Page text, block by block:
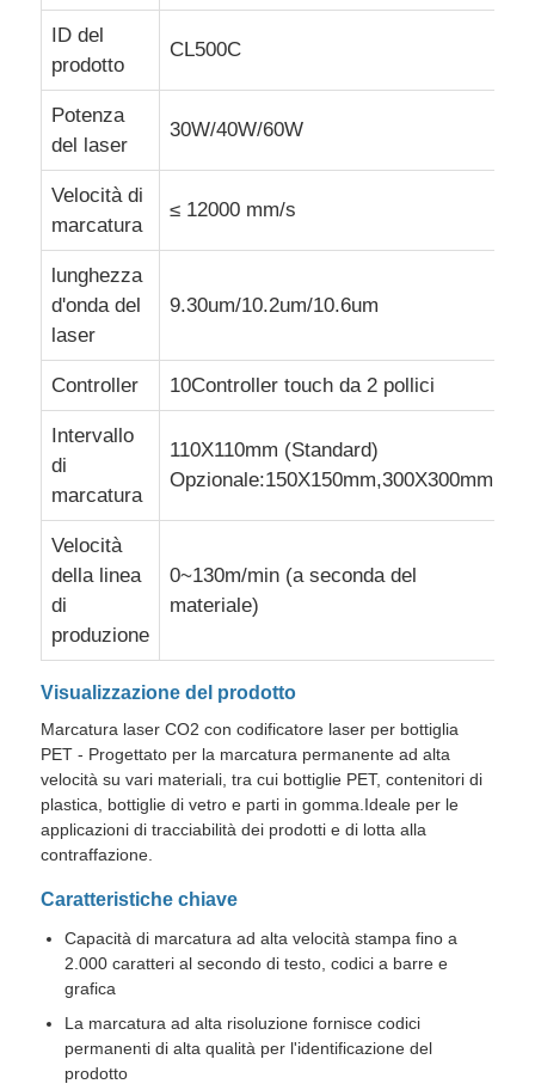
Chi siamo
Fatory Tour
Contattaci
notizie
Richiedere un preventivo
Macchine per la marcatura laser a fibra
macchina tenuta in mano della marcatura del laser
Macchina di marcatura laser a CO2
Macchina per marcatura laser UV
stampante a getto d'inchiostro tij
Cartucce di inchiostro industriali
Stampante UV industriale
Macchina di sigillamento continuo
ID del
prodotto
CL500C
Potenza
del laser
30W/40W/60W
Velocità di
marcatura
≤ 12000 mm/s
lunghezza
d'onda del
laser
9.30um/10.2um/10.6um
Controller 10Controller touch da 2 pollici
Intervallo
di
marcatura
110X110mm (Standard)
Opzionale:150X150mm,300X300mm
Velocità
della linea
di
produzione
0~130m/min (a seconda del
materiale)
Visualizzazione del prodotto
Marcatura laser CO2 con codificatore laser per bottiglia
PET - Progettato per la marcatura permanente ad alta
velocità su vari materiali, tra cui bottiglie PET, contenitori di
plastica, bottiglie di vetro e parti in gomma.Ideale per le
applicazioni di tracciabilità dei prodotti e di lotta alla
contraffazione.
Caratteristiche chiave
Capacità di marcatura ad alta velocità stampa fino a
2.000 caratteri al secondo di testo, codici a barre e
grafica
La marcatura ad alta risoluzione fornisce codici
permanenti di alta qualità per l'identificazione del
prodotto